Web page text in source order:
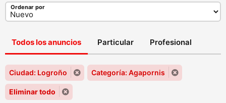
Ordenar por
Todos los anuncios Particular Profesional
Ciudad: Logroño Categoría: Agapornis
Eliminar todo